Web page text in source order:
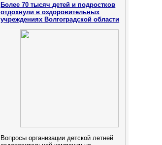
Более 70 тысяч детей и подростков
отдохнули в оздоровительных
учреждениях Волгоградской области
Вопросы организации детской летней